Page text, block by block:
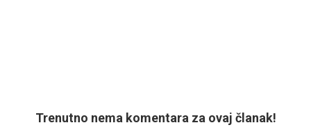
Trenutno nema komentara za ovaj članak!